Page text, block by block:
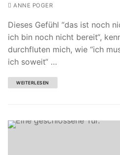
ANNE POGER
Dieses Gefühl “das ist noch
ich bin noch nicht bereit“,
durchfluten mich, wie “ich
ich soweit“ …
WEITERLESEN